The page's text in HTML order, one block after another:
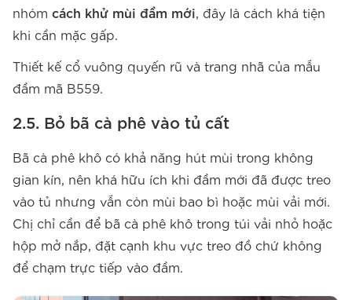
nhóm cách khử mùi đầm mới, đây là cách khá tiện
khi cần mặc gấp.
Thiết kế cổ vuông quyến rũ và trang nhã của mẫu
đầm mã B559.
2.5. Bỏ bã cà phê vào tủ cất
Bã cà phê khô có khả năng hút mùi trong không
gian kín, nên khá hữu ích khi đầm mới đã được treo
vào tủ nhưng vẫn còn mùi bao bì hoặc mùi vải mới.
Chị chỉ cần để bã cà phê khô trong túi vải nhỏ hoặc
hộp mở nắp, đặt cạnh khu vực treo đồ chứ không
để chạm trực tiếp vào đầm.